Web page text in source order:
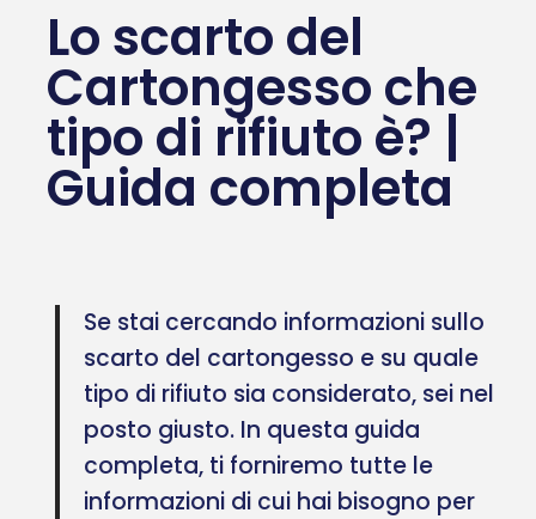
Lo scarto del
Cartongesso che
tipo di rifiuto è? |
Guida completa
Se stai cercando informazioni sullo
scarto del cartongesso e su quale
tipo di rifiuto sia considerato, sei nel
posto giusto. In questa guida
completa, ti forniremo tutte le
informazioni di cui hai bisogno per